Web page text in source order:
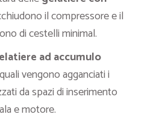
il compressore e il
di cestelli minimal.
ad accumulo
vengono agganciati i
da spazi di inserimento
e motore.